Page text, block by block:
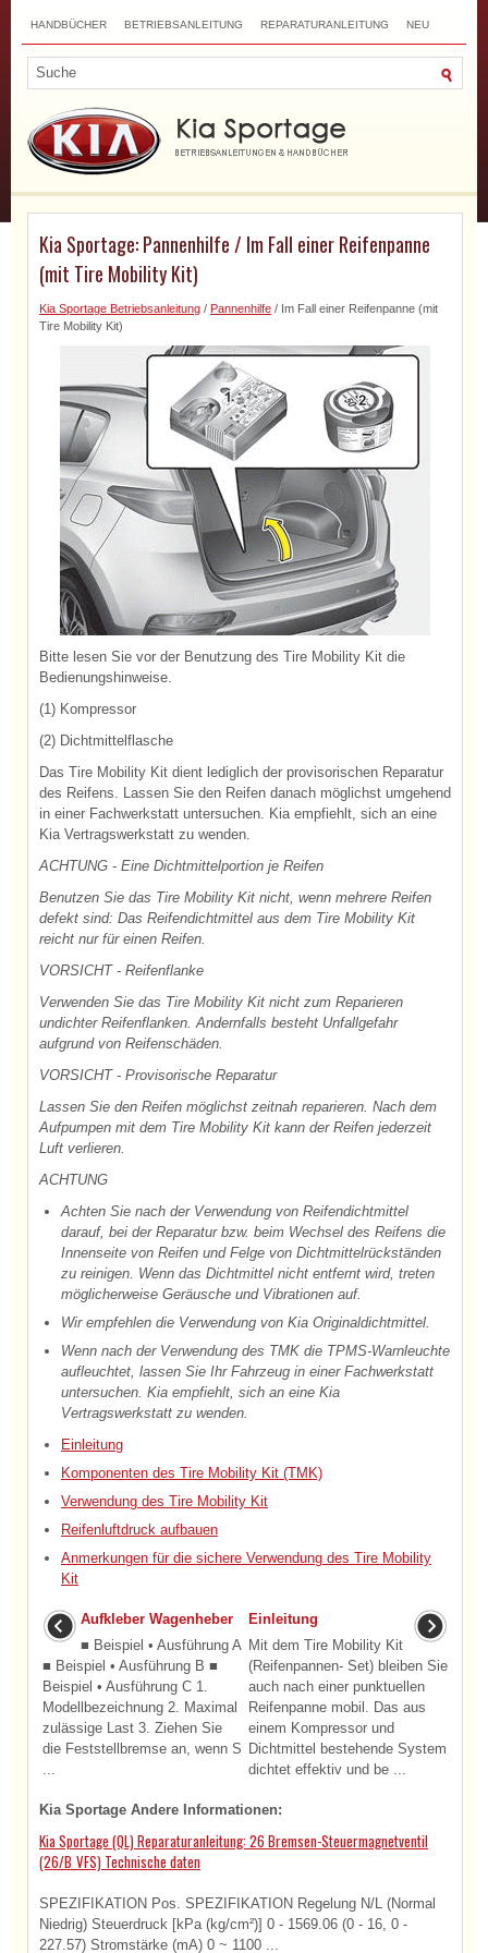
HANDBÜCHER BETRIEBSANLEITUNG REPARATURANLEITUNG NEU
Kia Sportage: Pannenhilfe / Im Fall einer Reifenpanne
(mit Tire Mobility Kit)
Kia Sportage Betriebsanleitung / Pannenhilfe / Im Fall einer Reifenpanne (mit
Tire Mobility Kit)
Bitte lesen Sie vor der Benutzung des Tire Mobility Kit die
Bedienungshinweise.
(1) Kompressor
(2) Dichtmittelflasche
Das Tire Mobility Kit dient lediglich der provisorischen Reparatur
des Reifens. Lassen Sie den Reifen danach möglichst umgehend
in einer Fachwerkstatt untersuchen. Kia empfiehlt, sich an eine
Kia Vertragswerkstatt zu wenden.
ACHTUNG - Eine Dichtmittelportion je Reifen
Benutzen Sie das Tire Mobility Kit nicht, wenn mehrere Reifen
defekt sind: Das Reifendichtmittel aus dem Tire Mobility Kit
reicht nur für einen Reifen.
VORSICHT - Reifenflanke
Verwenden Sie das Tire Mobility Kit nicht zum Reparieren
undichter Reifenflanken. Andernfalls besteht Unfallgefahr
aufgrund von Reifenschäden.
VORSICHT - Provisorische Reparatur
Lassen Sie den Reifen möglichst zeitnah reparieren. Nach dem
Aufpumpen mit dem Tire Mobility Kit kann der Reifen jederzeit
Luft verlieren.
ACHTUNG
Achten Sie nach der Verwendung von Reifendichtmittel
darauf, bei der Reparatur bzw. beim Wechsel des Reifens die
Innenseite von Reifen und Felge von Dichtmittelrückständen
zu reinigen. Wenn das Dichtmittel nicht entfernt wird, treten
möglicherweise Geräusche und Vibrationen auf.
Wir empfehlen die Verwendung von Kia Originaldichtmittel.
Wenn nach der Verwendung des TMK die TPMS-Warnleuchte
aufleuchtet, lassen Sie Ihr Fahrzeug in einer Fachwerkstatt
untersuchen. Kia empfiehlt, sich an eine Kia
Vertragswerkstatt zu wenden.
Einleitung
Komponenten des Tire Mobility Kit (TMK)
Verwendung des Tire Mobility Kit
Reifenluftdruck aufbauen
Anmerkungen für die sichere Verwendung des Tire Mobility
Kit
Aufkleber Wagenheber
■ Beispiel • Ausführung A
■ Beispiel • Ausführung B ■
Beispiel • Ausführung C 1.
Modellbezeichnung 2. Maximal
zulässige Last 3. Ziehen Sie
die Feststellbremse an, wenn S
...
Einleitung
Mit dem Tire Mobility Kit
(Reifenpannen- Set) bleiben Sie
auch nach einer punktuellen
Reifenpanne mobil. Das aus
einem Kompressor und
Dichtmittel bestehende System
dichtet effektiv und be ...
Kia Sportage Andere Informationen:
Kia Sportage (QL) Reparaturanleitung: 26 Bremsen-Steuermagnetventil
(26/B_VFS) Technische daten
SPEZIFIKATION Pos. SPEZIFIKATION Regelung N/L (Normal
Niedrig) Steuerdruck [kPa (kg/cm²)] 0 - 1569.06 (0 - 16, 0 -
227.57) Stromstärke (mA) 0 ~ 1100 ...